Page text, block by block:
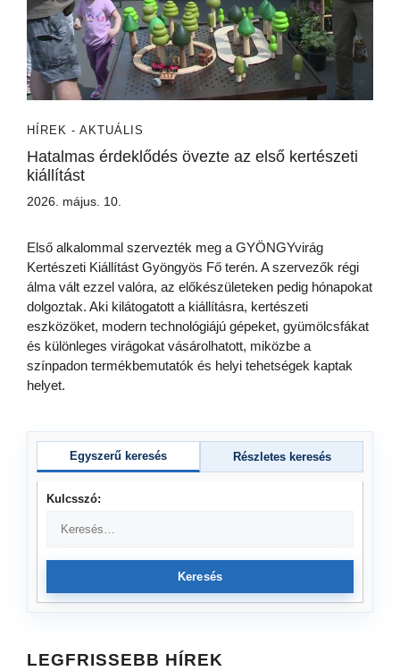
HÍREK - AKTUÁLIS
Hatalmas érdeklődés övezte az első kertészeti
kiállítást
2026. május. 10.
Első alkalommal szervezték meg a GYÖNGYvirág
Kertészeti Kiállítást Gyöngyös Fő terén. A szervezők régi
álma vált ezzel valóra, az előkészületeken pedig hónapokat
dolgoztak. Aki kilátogatott a kiállításra, kertészeti
eszközöket, modern technológiájú gépeket, gyümölcsfákat
és különleges virágokat vásárolhatott, miközbe a
színpadon termékbemutatók és helyi tehetségek kaptak
helyet.
Egyszerű keresés Részletes keresés
Kulcsszó:
Keresés
LEGFRISSEBB HÍREK